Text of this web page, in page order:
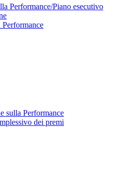
Performance/Piano esecutivo
sulla Performance
dei premi